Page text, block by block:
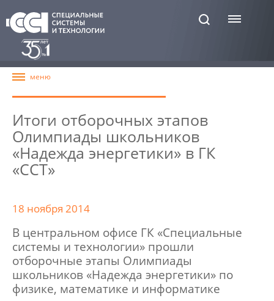
Итоги отборочных этапов
Олимпиады школьников
«Надежда энергетики» в ГК
«ССТ»
18 ноября 2014
В центральном офисе ГК «Специальные
системы и технологии» прошли
отборочные этапы Олимпиады
школьников «Надежда энергетики» по
физике, математике и информатике